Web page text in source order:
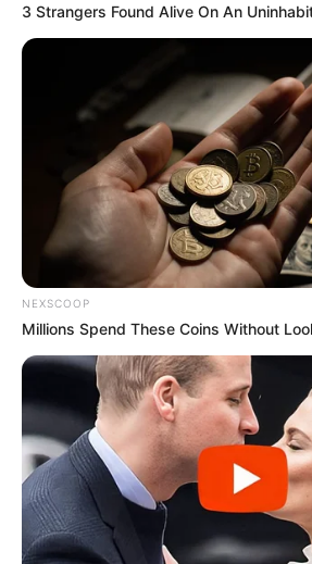
bijuterias há anos e nunca fiz
eu gostaria de aprender mais
me da uma idéia por favor ok
Revista Artesanato há 10 anos
em resposta à Miriam viegas
Olá, Miriam. Aqui em nosso site
ideias de brincos artesanais.
Um abraço e bom trabalho!
joyce
Gostei
18.079.935/0001-70
FBO Negócios de Treinamento e
3 Strangers Found Alive On An
NEXSCOOP
Millions Spend These Coins Without